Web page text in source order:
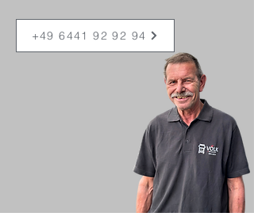
+49 6441 92 92 94